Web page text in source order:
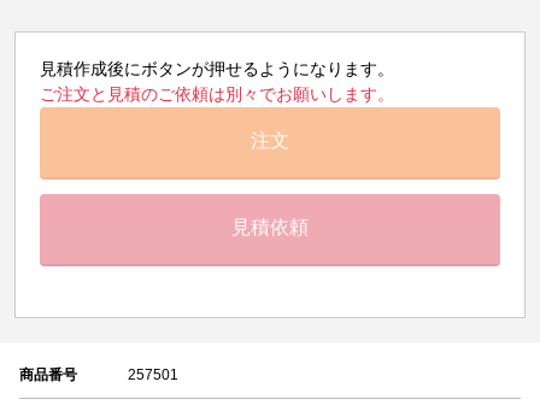
見積作成後にボタンが押せるようになります。
ご注文と見積のご依頼は別々でお願いします。
注文
見積依頼
商品番号 257501